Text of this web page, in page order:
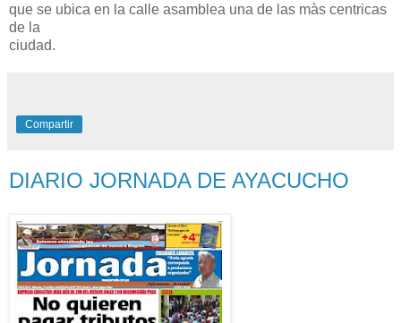
que se ubica en la calle asamblea una de las màs centricas
de la
ciudad.
Compartir
DIARIO JORNADA DE AYACUCHO